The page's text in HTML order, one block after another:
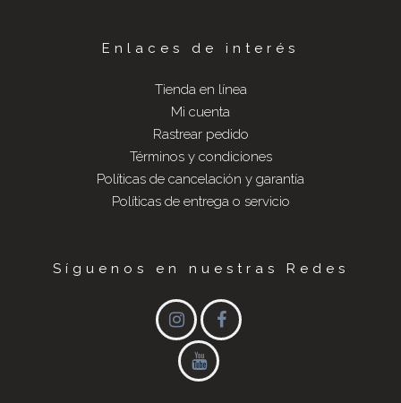
Enlaces de interés
Tienda en línea
Mi cuenta
Rastrear pedido
Términos y condiciones
Políticas de cancelación y garantía
Políticas de entrega o servicio
Síguenos en nuestras Redes